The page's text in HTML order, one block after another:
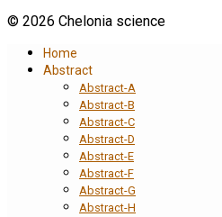
© 2026 Chelonia science
Home
Abstract
Abstract-A
Abstract-B
Abstract-C
Abstract-D
Abstract-E
Abstract-F
Abstract-G
Abstract-H